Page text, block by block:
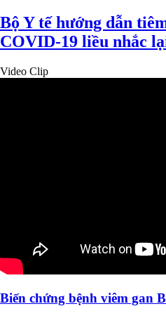
Bộ Y tế hướng dẫn
COVID-19 liều nhắc
Video Clip
Biến chứng bệnh viêm gan